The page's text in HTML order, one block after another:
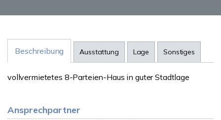
Beschreibung Ausstattung Lage Sonstiges
vollvermietetes 8-Parteien-Haus in guter Stadtlage
Ansprechpartner